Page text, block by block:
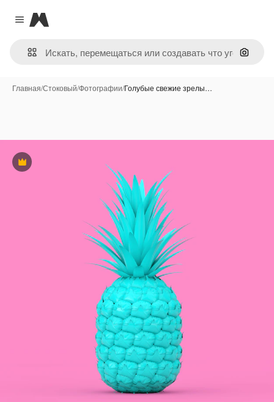
Close menu
Magnific
Поиск
Главная/Стоковый/Фотографии/Голубые свежие зрелы…
Премиум